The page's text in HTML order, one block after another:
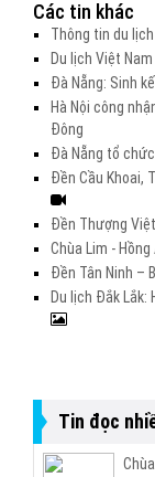
Các tin khác
Thông tin du
Du lịch Việt
Đà Nẵng: Sinh
Hà Nội công
Đông
Đà Nẵng tổ
Đền Cầu Khoai,
Đền Thượng
Chùa Lim -
Đền Tân Ninh –
Du lịch Đắk
Tin đọc